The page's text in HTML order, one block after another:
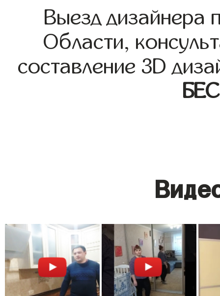
Выезд дизайнера
Области,
составление 3D